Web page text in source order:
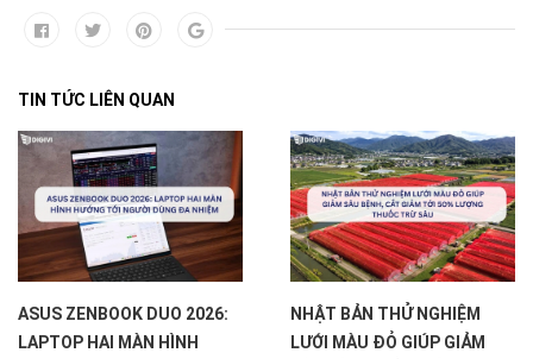
TIN TỨC LIÊN QUAN
ASUS ZENBOOK DUO 2026:
LAPTOP HAI MÀN HÌNH
NHẬT BẢN THỬ NGHIỆM
LƯỚI MÀU ĐỎ GIÚP GIẢM